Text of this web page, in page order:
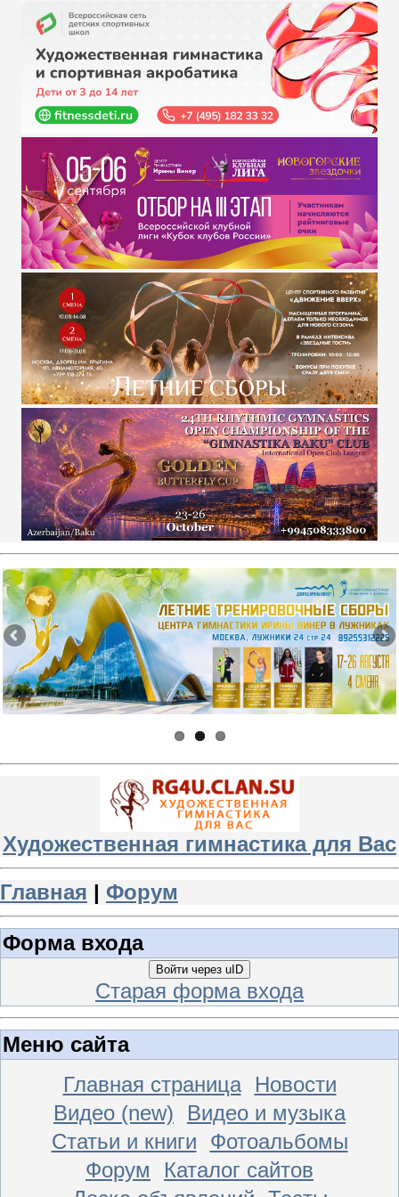
Художественная гимнастика для Вас
Главная | Форум
Форма входа
Войти через uID
Старая форма входа
Меню сайта
Главная страница
Новости
Видео (new)
Видео и музыка
Статьи и книги
Фотоальбомы
Форум
Каталог сайтов